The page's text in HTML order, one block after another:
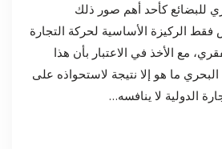
للبضائع كأحد أهم صور ذلك
فقط الركيزة الأساسية لحركة التجارة
مع الأخذ في الاعتبار بأن هذا
البحري ما هو إلا نتيجة لاستحواذه على
الدولية لا ينافسه…